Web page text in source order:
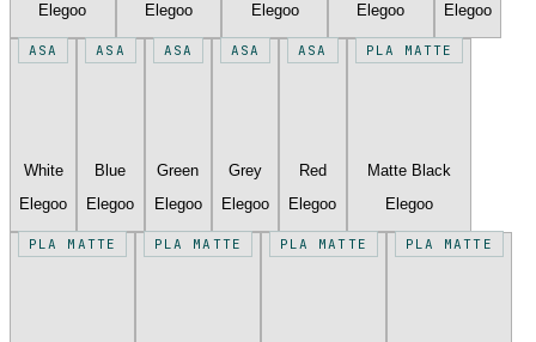
Elegoo
Elegoo
Elegoo
Elegoo
Elegoo
ASA
White
Elegoo
ASA
Blue
Elegoo
ASA
Green
Elegoo
ASA
Grey
Elegoo
ASA
Red
Elegoo
PLA MATTE
Matte Black
Elegoo
PLA MATTE PLA MATTE PLA MATTE PLA MATTE